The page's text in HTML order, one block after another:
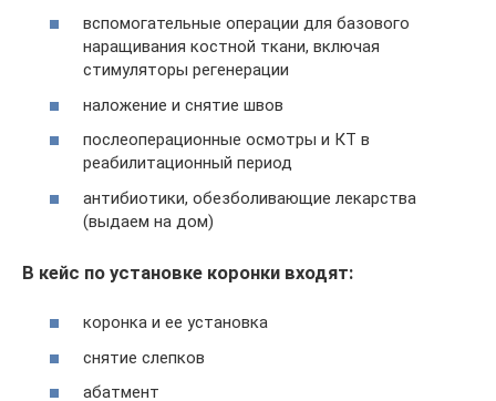
вспомогательные операции для базового
наращивания костной ткани, включая
стимуляторы регенерации
наложение и снятие швов
послеоперационные осмотры и КТ в
реабилитационный период
антибиотики, обезболивающие лекарства
(выдаем на дом)
В кейс по установке коронки входят:
коронка и ее установка
снятие слепков
абатмент